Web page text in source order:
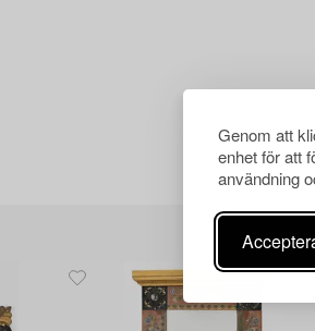
Genom att
enhet för att
användning